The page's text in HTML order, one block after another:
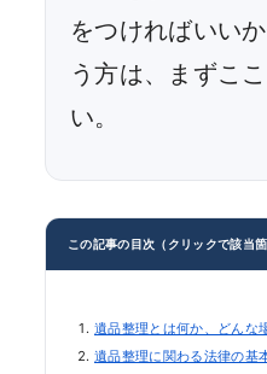
をつければいい
う方は、まずこ
い。
この記事の目次（クリックで該当箇
遺品整理とは何か、どんな
遺品整理に関わる法律の基